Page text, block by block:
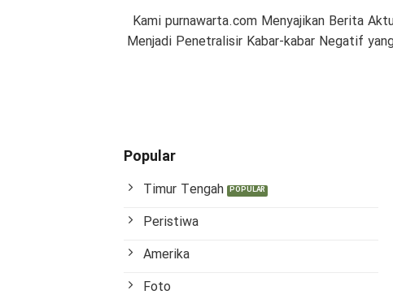
Kami purnawarta.com Menyajikan Berita
Menjadi Penetralisir Kabar-kabar Negatif
Popular
Timur Tengah
Peristiwa
Amerika
Foto